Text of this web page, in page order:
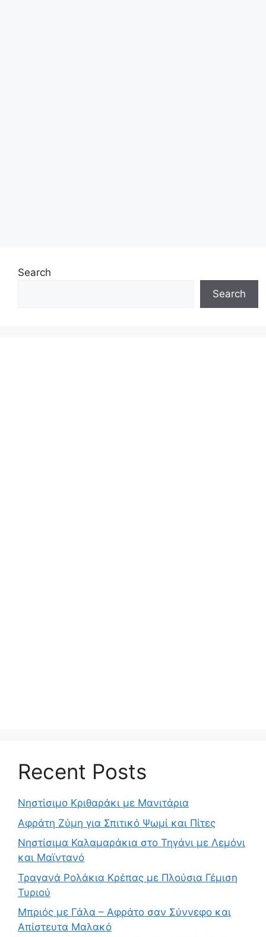
Search
Search
Recent Posts
Νηστίσιμο Κριθαράκι με Μανιτάρια
Αφράτη Ζύμη για Σπιτικό Ψωμί και Πίτες
Νηστίσιμα Καλαμαράκια στο Τηγάνι με Λεμόνι
και Μαϊντανό
Τραγανά Ρολάκια Κρέπας με Πλούσια Γέμιση
Τυριού
Μπριός με Γάλα – Αφράτο σαν Σύννεφο και
Απίστευτα Μαλακό